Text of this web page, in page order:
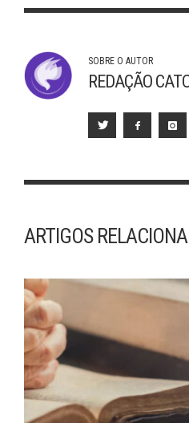
SOBRE O AUTOR
REDAÇÃO
ARTIGOS